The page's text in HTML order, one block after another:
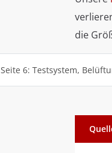
die
Seite 6: Testsystem,